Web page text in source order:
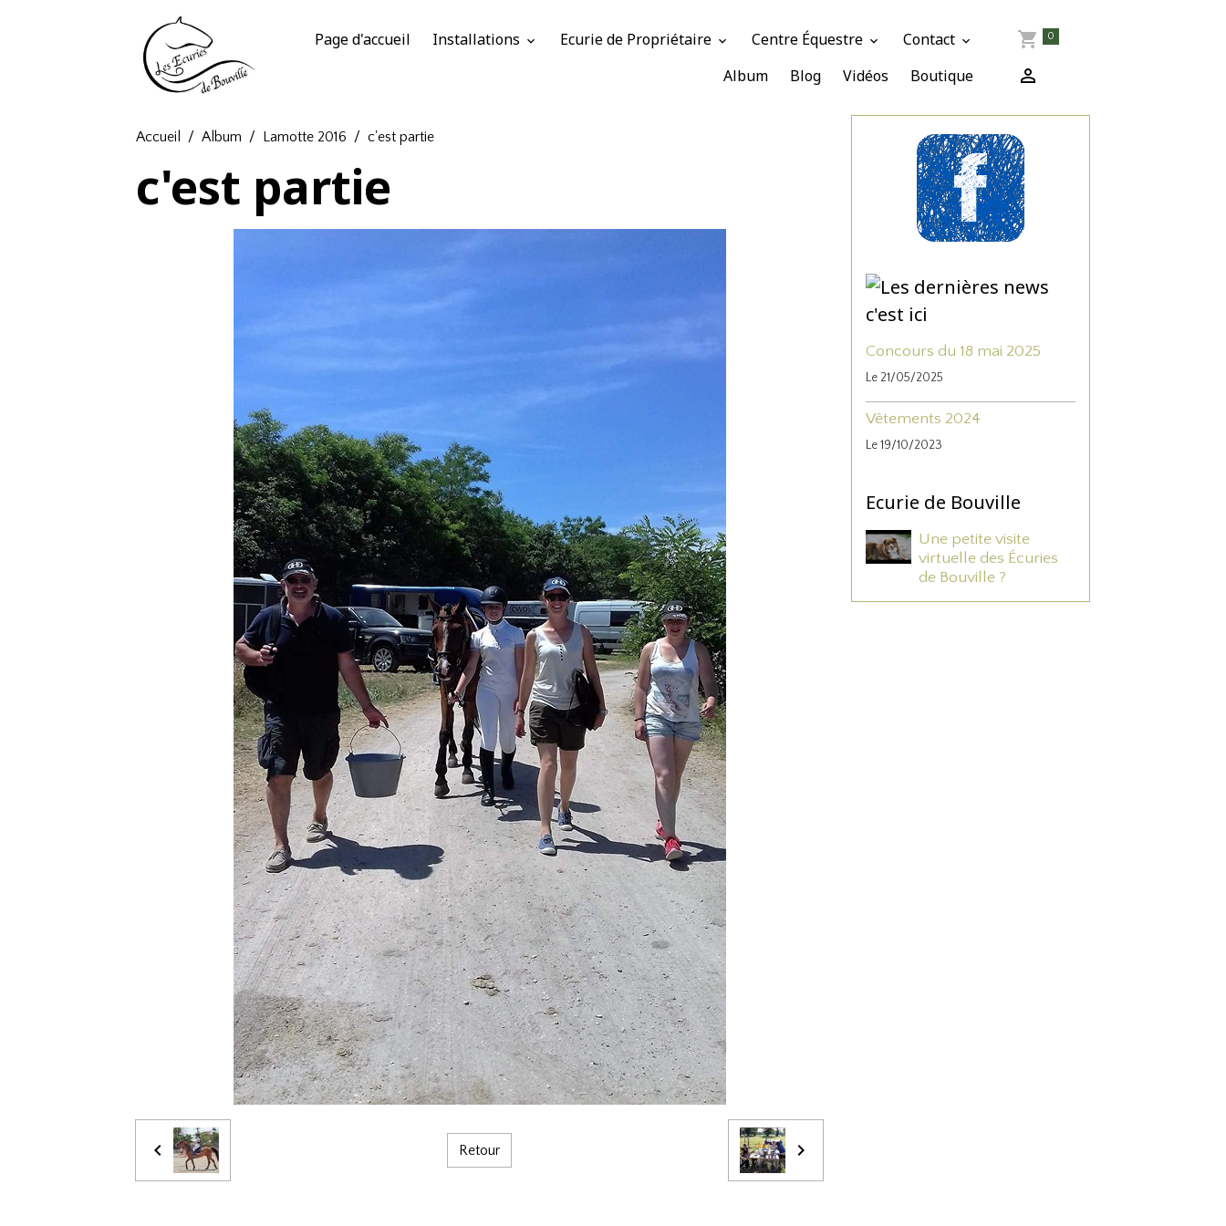
Page d'accueil Installations Ecurie de Propriétaire Centre Équestre
Contact
Album
Blog Vidéos Boutique
0
Accueil Album Lamotte 2016 c'est partie
c'est partie
Retour
Concours du 18 mai 2025
Le 21/05/2025
Vêtements 2024
Le 19/10/2023
Ecurie de Bouville
Une petite visite
virtuelle des Écuries
de Bouville ?